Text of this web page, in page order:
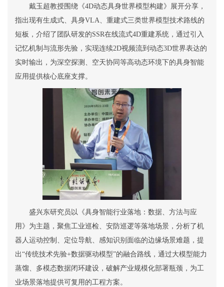
戴玉超教授围绕《4D动态具身世界模型构建》展开分享，
指出现有生成式、具身VLA、重建式三类世界模型技术路线的
短板，介绍了团队研发的SSR在线流式4D重建系统，通过引入
记忆机制与流形先验，实现连续2D视频流到动态3D世界表达的
实时输出，为深空探测、空天协同等高动态环境下的具身智能
应用提供核心底座支撑。
盛兴东研究员 以《具身智能行业落地：数据、方法与应
用》为主题，聚焦工业巡检、安防巡逻等落地场景，分析了机
器人运动控制、定位导航、感知识别面临的边缘场景难题，提
出“传统技术先验+数据驱动模型”的融合路线，通过大模型能力
蒸馏、多模态数据闭环建设，破解产业规模化部署瓶颈，为工
业场景落地提供可复用的工程方案。